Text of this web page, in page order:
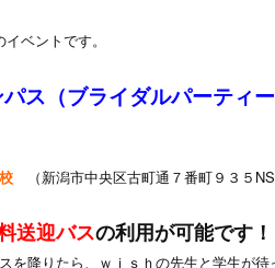
ベントです。
ス（ブライダルパーティー
（新潟市中央区古町通７番町９３５
送迎バスの利用が可能です！
を降りたら、ｗｉｓｈの先生と学生が待